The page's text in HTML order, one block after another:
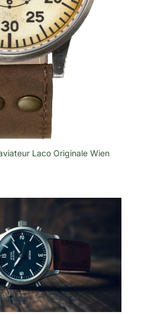
Laco Originale Wien